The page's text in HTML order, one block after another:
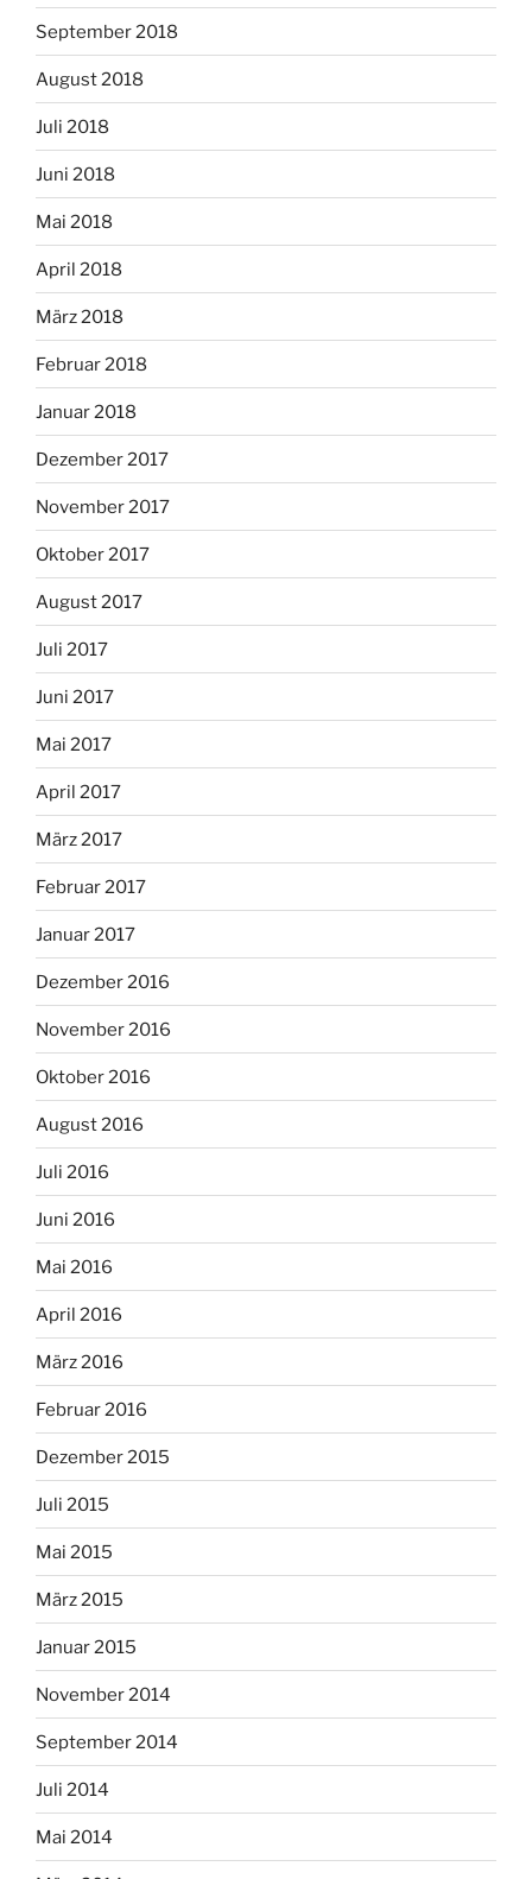
September 2018
August 2018
Juli 2018
Juni 2018
Mai 2018
April 2018
März 2018
Februar 2018
Januar 2018
Dezember 2017
November 2017
Oktober 2017
August 2017
Juli 2017
Juni 2017
Mai 2017
April 2017
März 2017
Februar 2017
Januar 2017
Dezember 2016
November 2016
Oktober 2016
August 2016
Juli 2016
Juni 2016
Mai 2016
April 2016
März 2016
Februar 2016
Dezember 2015
Juli 2015
Mai 2015
März 2015
Januar 2015
November 2014
September 2014
Juli 2014
Mai 2014